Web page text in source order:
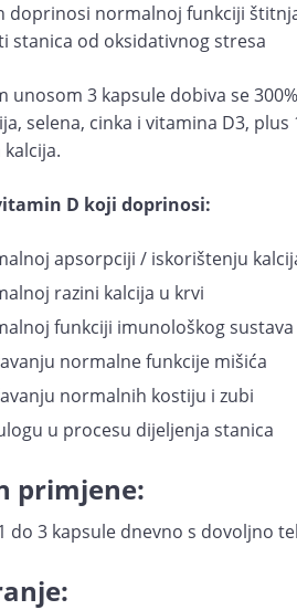
doprinosi normalnoj funkciji
stanica od oksidativnog stresa
unosom 3 kapsule dobiva se
selena, cinka i vitamina D3,
D koji doprinosi:
apsorpciji / iskorištenju
razini kalcija u krvi
funkciji imunološkog sustava
normalne funkcije mišića
normalnih kostiju i zubi
u procesu dijeljenja stanica
primjene:
do 3 kapsule dnevno s dovoljno